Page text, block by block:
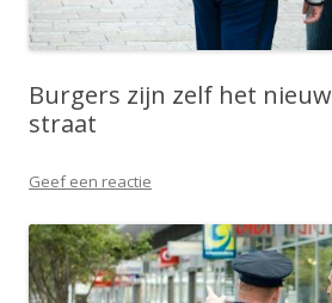
Burgers zijn zelf het
straat
Geef een reactie